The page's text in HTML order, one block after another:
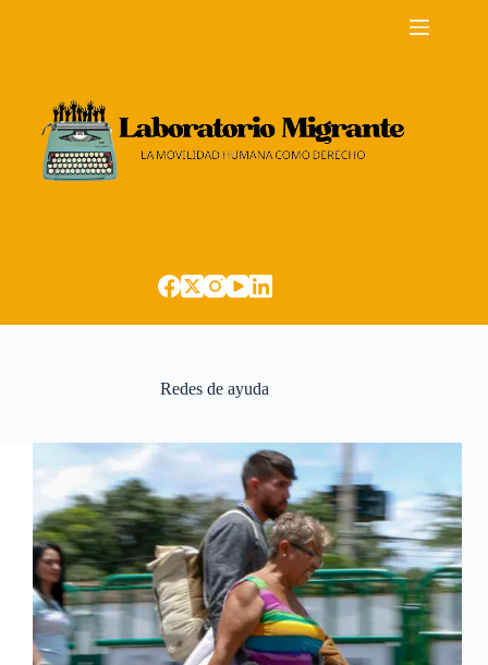
Redes de ayuda